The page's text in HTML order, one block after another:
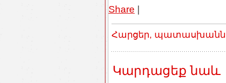
Share |
Հարցեր,
Կարդացեք նաև